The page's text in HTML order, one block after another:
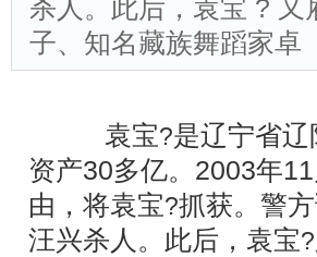
杀人。此后，袁宝 ?
子、知名藏族舞蹈家卓
袁宝?是辽宁省
资产30多亿。2003年
由，将袁宝?抓获。警
汪兴杀人。此后，袁宝?